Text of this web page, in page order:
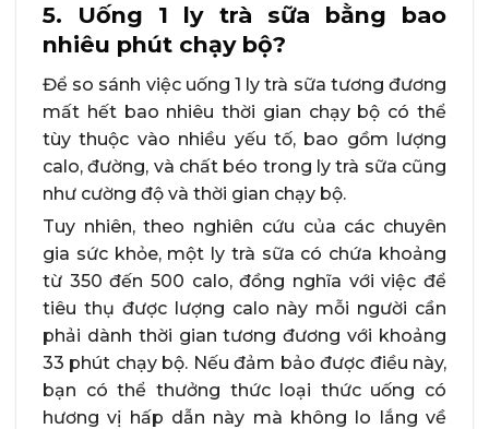
5. Uống 1 ly trà sữa bằng bao
nhiêu phút chạy bộ?
Để so sánh việc uống 1 ly trà sữa tương đương
mất hết bao nhiêu thời gian chạy bộ có thể
tùy thuộc vào nhiều yếu tố, bao gồm lượng
calo, đường, và chất béo trong ly trà sữa cũng
như cường độ và thời gian chạy bộ.
Tuy nhiên, theo nghiên cứu của các chuyên
gia sức khỏe, một ly trà sữa có chứa khoảng
từ 350 đến 500 calo, đồng nghĩa với việc để
tiêu thụ được lượng calo này mỗi người cần
phải dành thời gian tương đương với khoảng
33 phút chạy bộ. Nếu đảm bảo được điều này,
bạn có thể thưởng thức loại thức uống có
hương vị hấp dẫn này mà không lo lắng về